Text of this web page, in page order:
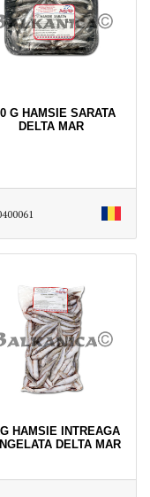
G HAMSIE SARATA
DELTA MAR
HAMSIE INTREAGA
DELTA MAR